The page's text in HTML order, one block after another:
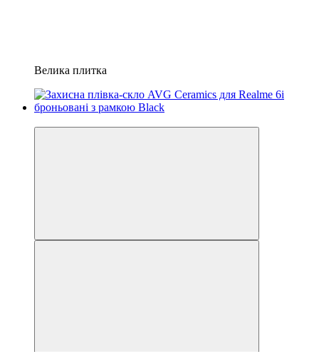
Велика плитка